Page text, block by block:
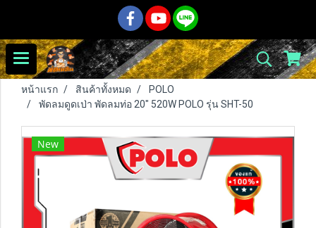
หน้าแรก สินค้าทั้งหมด
POLO
พัดลมดูดเป่า พัดลมท่อ 20" 520W POLO รุ่น SHT-50
New